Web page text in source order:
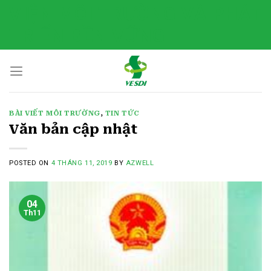
BÀI VIẾT MÔI TRƯỜNG, TIN TỨC
Văn bản cập nhật
POSTED ON 4 THÁNG 11, 2019 BY AZWELL
04
Th11